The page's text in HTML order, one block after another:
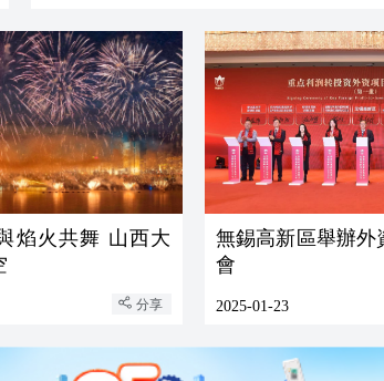
焰火共舞 山西大
分享
無錫高新區舉辦外
會
2025-01-23